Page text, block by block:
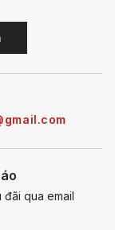
qua email